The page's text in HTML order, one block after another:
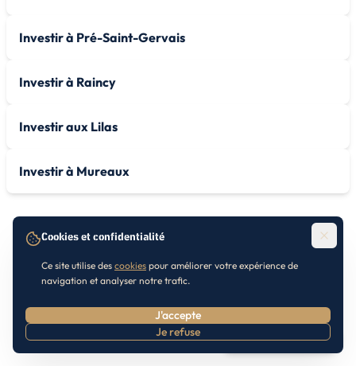
Prendre RDV
Investir à Pré-Saint-Gervais
Investir à Raincy
Investir aux Lilas
Investir à Mureaux
Cookies et confidentialité
Ce site utilise des cookies pour améliorer votre expérience de
navigation et analyser notre trafic.
J'accepte
Je refuse